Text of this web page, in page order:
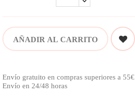
AÑADIR AL CARRITO
Envío gratuito en compras superiores a 55€
Envío en 24/48 horas